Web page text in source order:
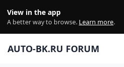
View in the app
A better way to browse. Learn more.
AUTO-BK.RU FORUM